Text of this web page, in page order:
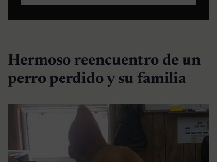
Hermoso reencuentro de un
perro perdido y su familia